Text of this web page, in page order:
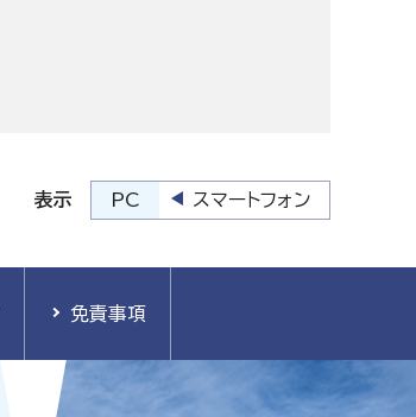
表示 PC スマートフォン
免責事項